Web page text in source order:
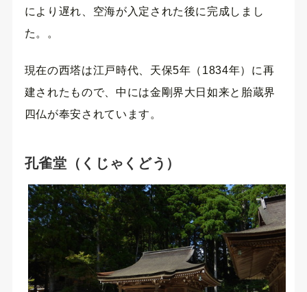
により遅れ、空海が入定された後に完成しまし
た。。
現在の西塔は江戸時代、天保5年（1834年）に再
建されたもので、中には金剛界大日如来と胎蔵界
四仏が奉安されています。
孔雀堂（くじゃくどう）